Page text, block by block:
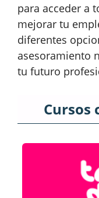
para acceder a
mejorar tu
diferentes
asesoramiento
tu futuro
Cursos